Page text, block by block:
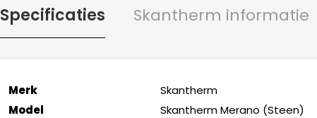
Specificaties Skantherm informatie
Merk
Skantherm
Model
Skantherm Merano (Steen)